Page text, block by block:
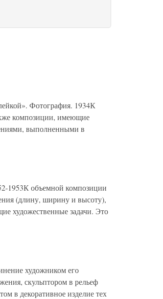
Фотография. 1934К
композиции, имеющие
выполненными в
объемной композиции
(длину, ширину и высоту),
художественные задачи. Это
художником его
скульптором в рельеф
в декоративное изделие тех